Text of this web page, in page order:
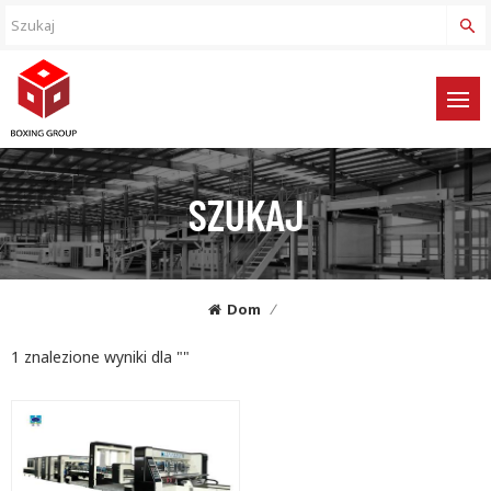
SZUKAJ
Dom /
1 znalezione wyniki dla ""